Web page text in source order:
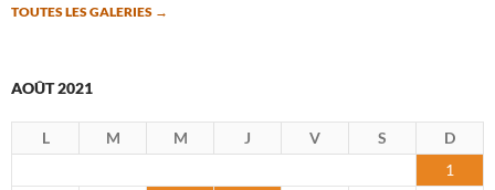
TOUTES LES GALERIES →
AOÛT 2021
L M M J V S
D
1